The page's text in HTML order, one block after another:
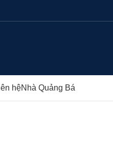
hệNhà Quảng Bá